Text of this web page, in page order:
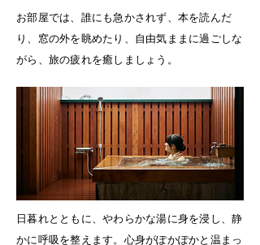
お部屋では、誰にも急かされず、本を読んだ
り、窓の外を眺めたり、自由気ままに過ごしな
がら、旅の疲れを癒しましょう。
日暮れとともに、やわらかな湯に身を浸し、静
かに呼吸を整えます。心身がぽかぽかと温まっ